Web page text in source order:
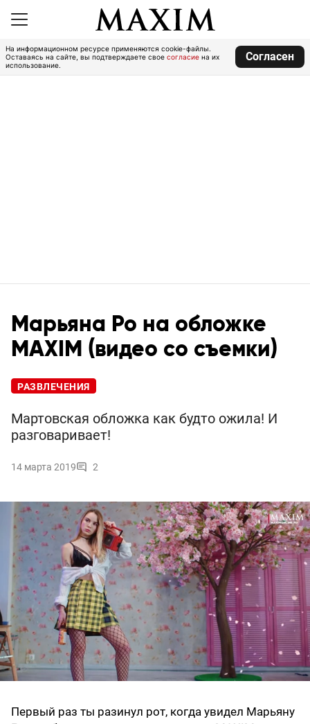
На информационном ресурсе применяются cookie-файлы.
Оставаясь на сайте, вы подтверждаете свое согласие на их
использование.
Согласен
Марьяна Ро на обложке
MAXIM (видео со съемки)
РАЗВЛЕЧЕНИЯ
Мартовская обложка как будто ожила! И
разговаривает!
14 марта 2019 2
Первый раз ты разинул рот, когда увидел Марьяну